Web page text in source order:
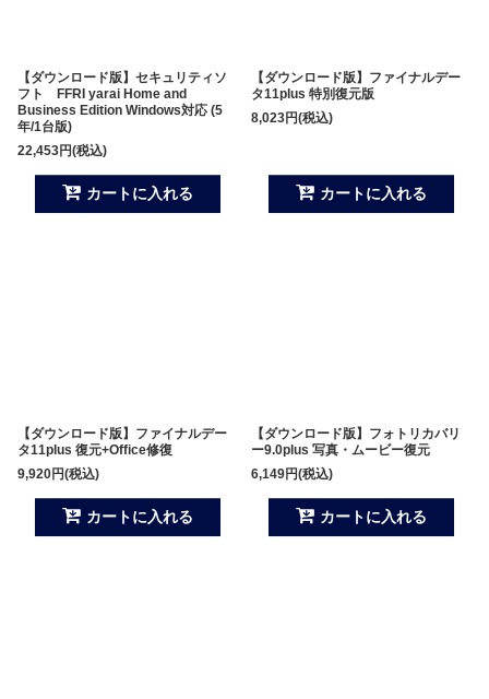
【ダウンロード版】セキュリティソ
フト FFRI yarai Home and
Business Edition Windows対応 (5
年/1台版)
22,453円(税込)
カートに入れる
【ダウンロード版】ファイナルデー
タ11plus 特別復元版
8,023円(税込)
カートに入れる
【ダウンロード版】ファイナルデー
タ11plus 復元+Office修復
9,920円(税込)
カートに入れる
【ダウンロード版】フォトリカバリ
ー9.0plus 写真・ムービー復元
6,149円(税込)
カートに入れる